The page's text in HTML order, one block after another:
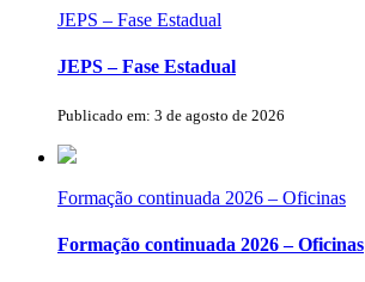
JEPS – Fase Estadual
JEPS – Fase Estadual
Publicado em: 3 de agosto de 2026
Formação continuada 2026 – Oficinas
Formação continuada 2026 – Oficinas